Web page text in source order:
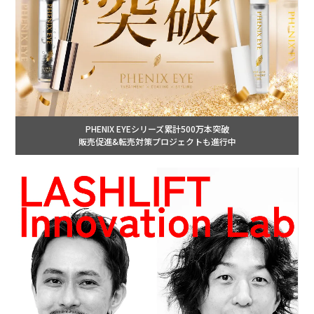
PHENIX EYEシリーズ累計500万本突破
販売促進&転売対策プロジェクトも進行中